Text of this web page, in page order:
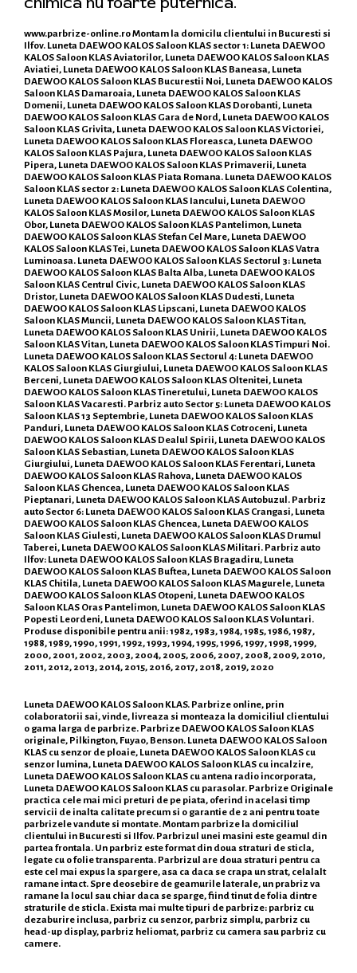
www.parbrize-online.roMontam la domicilu clientului in Bucuresti si
Ilfov. Luneta DAEWOO KALOS Saloon KLAS sector 1: Luneta DAEWOO
KALOS Saloon KLAS Aviatorilor, Luneta DAEWOO KALOS Saloon KLAS
Aviatiei, Luneta DAEWOO KALOS Saloon KLAS Baneasa, Luneta
DAEWOO KALOS Saloon KLAS Bucurestii Noi, Luneta DAEWOO KALOS
Saloon KLAS Damaroaia, Luneta DAEWOO KALOS Saloon KLAS
Domenii, Luneta DAEWOO KALOS Saloon KLAS Dorobanti, Luneta
DAEWOO KALOS Saloon KLAS Gara de Nord, Luneta DAEWOO KALOS
Saloon KLAS Grivita, Luneta DAEWOO KALOS Saloon KLAS Victoriei,
Luneta DAEWOO KALOS Saloon KLAS Floreasca, Luneta DAEWOO
KALOS Saloon KLAS Pajura, Luneta DAEWOO KALOS Saloon KLAS
Pipera, Luneta DAEWOO KALOS Saloon KLAS Primaverii, Luneta
DAEWOO KALOS Saloon KLAS Piata Romana. Luneta DAEWOO KALOS
Saloon KLAS sector 2: Luneta DAEWOO KALOS Saloon KLAS Colentina,
Luneta DAEWOO KALOS Saloon KLAS Iancului, Luneta DAEWOO
KALOS Saloon KLAS Mosilor, Luneta DAEWOO KALOS Saloon KLAS
Obor, Luneta DAEWOO KALOS Saloon KLAS Pantelimon, Luneta
DAEWOO KALOS Saloon KLAS Stefan Cel Mare, Luneta DAEWOO
KALOS Saloon KLAS Tei, Luneta DAEWOO KALOS Saloon KLAS Vatra
Luminoasa. Luneta DAEWOO KALOS Saloon KLAS Sectorul 3: Luneta
DAEWOO KALOS Saloon KLAS Balta Alba, Luneta DAEWOO KALOS
Saloon KLAS Centrul Civic, Luneta DAEWOO KALOS Saloon KLAS
Dristor, Luneta DAEWOO KALOS Saloon KLAS Dudesti, Luneta
DAEWOO KALOS Saloon KLAS Lipscani, Luneta DAEWOO KALOS
Saloon KLAS Muncii, Luneta DAEWOO KALOS Saloon KLAS Titan,
Luneta DAEWOO KALOS Saloon KLAS Unirii, Luneta DAEWOO KALOS
Saloon KLAS Vitan, Luneta DAEWOO KALOS Saloon KLAS Timpuri Noi.
Luneta DAEWOO KALOS Saloon KLAS Sectorul 4: Luneta DAEWOO
KALOS Saloon KLAS Giurgiului, Luneta DAEWOO KALOS Saloon KLAS
Berceni, Luneta DAEWOO KALOS Saloon KLAS Oltenitei, Luneta
DAEWOO KALOS Saloon KLAS Tineretului, Luneta DAEWOO KALOS
Saloon KLAS Vacaresti. Parbriz auto Sector 5: Luneta DAEWOO KALOS
Saloon KLAS 13 Septembrie, Luneta DAEWOO KALOS Saloon KLAS
Panduri, Luneta DAEWOO KALOS Saloon KLAS Cotroceni, Luneta
DAEWOO KALOS Saloon KLAS Dealul Spirii, Luneta DAEWOO KALOS
Saloon KLAS Sebastian, Luneta DAEWOO KALOS Saloon KLAS
Giurgiului, Luneta DAEWOO KALOS Saloon KLAS Ferentari, Luneta
DAEWOO KALOS Saloon KLAS Rahova, Luneta DAEWOO KALOS
Saloon KLAS Ghencea, Luneta DAEWOO KALOS Saloon KLAS
Pieptanari, Luneta DAEWOO KALOS Saloon KLAS Autobuzul. Parbriz
auto Sector 6: Luneta DAEWOO KALOS Saloon KLAS Crangasi, Luneta
DAEWOO KALOS Saloon KLAS Ghencea, Luneta DAEWOO KALOS
Saloon KLAS Giulesti, Luneta DAEWOO KALOS Saloon KLAS Drumul
Taberei, Luneta DAEWOO KALOS Saloon KLAS Militari. Parbriz auto
Ilfov: Luneta DAEWOO KALOS Saloon KLAS Bragadiru, Luneta
DAEWOO KALOS Saloon KLAS Buftea, Luneta DAEWOO KALOS Saloon
KLAS Chitila, Luneta DAEWOO KALOS Saloon KLAS Magurele, Luneta
DAEWOO KALOS Saloon KLAS Otopeni, Luneta DAEWOO KALOS
Saloon KLAS Oras Pantelimon, Luneta DAEWOO KALOS Saloon KLAS
Popesti Leordeni, Luneta DAEWOO KALOS Saloon KLAS Voluntari.
Produse disponibile pentru anii: 1982, 1983, 1984, 1985, 1986, 1987,
1988, 1989, 1990, 1991, 1992, 1993, 1994, 1995, 1996, 1997, 1998, 1999,
2000, 2001, 2002, 2003, 2004, 2005, 2006, 2007, 2008, 2009, 2010,
2011, 2012, 2013, 2014, 2015, 2016, 2017, 2018, 2019, 2020
Luneta DAEWOO KALOS Saloon KLAS. Parbrize online, prin
colaboratorii sai, vinde, livreaza si monteaza la domiciliul clientului
o gama larga de parbrize. Parbrize DAEWOO KALOS Saloon KLAS
originale, Pilkington, Fuyao, Benson. Luneta DAEWOO KALOS Saloon
KLAS cu senzor de ploaie, Luneta DAEWOO KALOS Saloon KLAS cu
senzor lumina, Luneta DAEWOO KALOS Saloon KLAS cu incalzire,
Luneta DAEWOO KALOS Saloon KLAS cu antena radio incorporata,
Luneta DAEWOO KALOS Saloon KLAS cu parasolar. Parbrize Originale
practica cele mai mici preturi de pe piata, oferind in acelasi timp
servicii de inalta calitate precum si o garantie de 2 ani pentru toate
parbrizele vandute si montate. Montam parbrize la domiciliul
clientului in Bucuresti si Ilfov. Parbrizul unei masini este geamul din
partea frontala. Un parbriz este format din doua straturi de sticla,
legate cu o folie transparenta. Parbrizul are doua straturi pentru ca
este cel mai expus la spargere, asa ca daca se crapa un strat, celalalt
ramane intact. Spre deosebire de geamurile laterale, un prabriz va
ramane la locul sau chiar daca se sparge, fiind tinut de folia dintre
straturile de sticla. Exista mai multe tipuri de parbrize: parbriz cu
dezaburire inclusa, parbriz cu senzor, parbriz simplu, parbriz cu
head-up display, parbriz heliomat, parbriz cu camera sau parbriz cu
camere.